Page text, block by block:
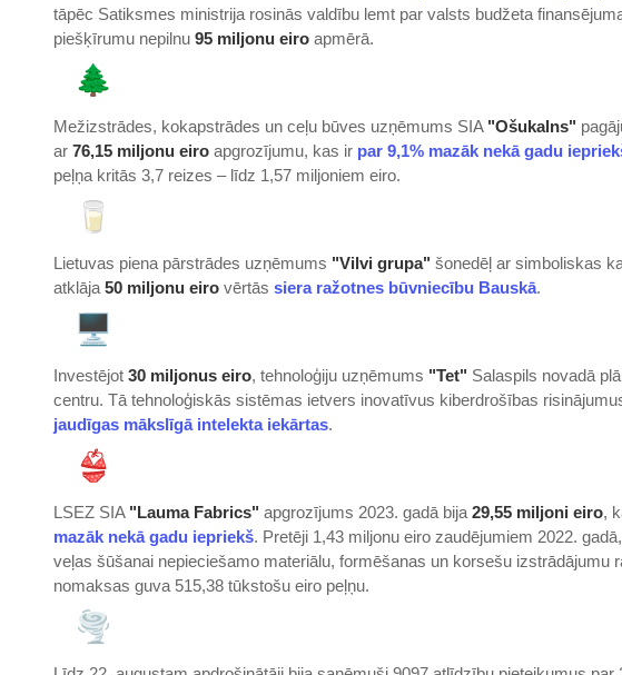
tāpēc Satiksmes ministrija rosinās valdību lemt par valsts budžeta
piešķīrumu nepilnu 95 miljonu eiro apmērā.
Mežizstrādes, kokapstrādes un ceļu būves uzņēmums SIA "Ošukalns"
ar 76,15 miljonu eiro apgrozījumu, kas ir par 9,1% mazāk nekā gadu
peļņa kritās 3,7 reizes – līdz 1,57 miljoniem eiro.
Lietuvas piena pārstrādes uzņēmums "Vilvi grupa" šonedēļ ar simboliskas
atklāja 50 miljonu eiro vērtās siera ražotnes būvniecību Bauskā.
Investējot 30 miljonus eiro, tehnoloģiju uzņēmums "Tet" Salaspils novadā
centru. Tā tehnoloģiskās sistēmas ietvers inovatīvus kiberdrošības
jaudīgas mākslīgā intelekta iekārtas.
LSEZ SIA "Lauma Fabrics" apgrozījums 2023. gadā bija 29,55 miljoni eiro,
mazāk nekā gadu iepriekš. Pretēji 1,43 miljonu eiro zaudējumiem 2022.
veļas šūšanai nepieciešamo materiālu, formēšanas un korsešu izstrādājumu
nomaksas guva 515,38 tūkstošu eiro peļņu.